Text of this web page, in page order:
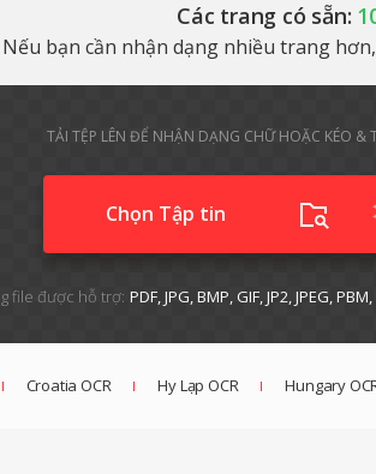
Các trang có sẵn:
Nếu bạn cần nhận dạng nhiều trang
TẢI TỆP LÊN ĐỂ NHẬN DẠNG CHỮ HOẶC KÉO &
Chọn Tập tin
file được hỗ trợ: PDF, JPG, BMP, GIF, JP2, JPEG,
Croatia OCR Hy Lạp OCR Hungary